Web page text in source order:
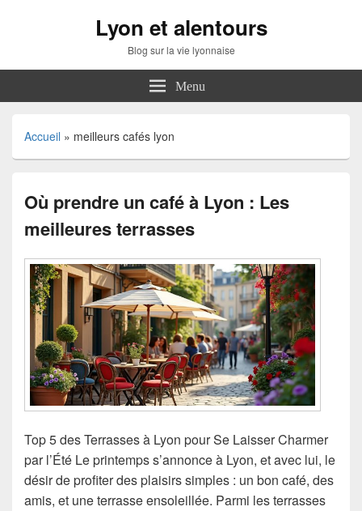
Lyon et alentours
Blog sur la vie lyonnaise
Menu
Accueil » meilleurs cafés lyon
Où prendre un café à Lyon : Les
meilleures terrasses
Top 5 des Terrasses à Lyon pour Se Laisser Charmer
par l’Été Le printemps s’annonce à Lyon, et avec lui, le
désir de profiter des plaisirs simples : un bon café, des
amis, et une terrasse ensoleillée. Parmi les terrasses